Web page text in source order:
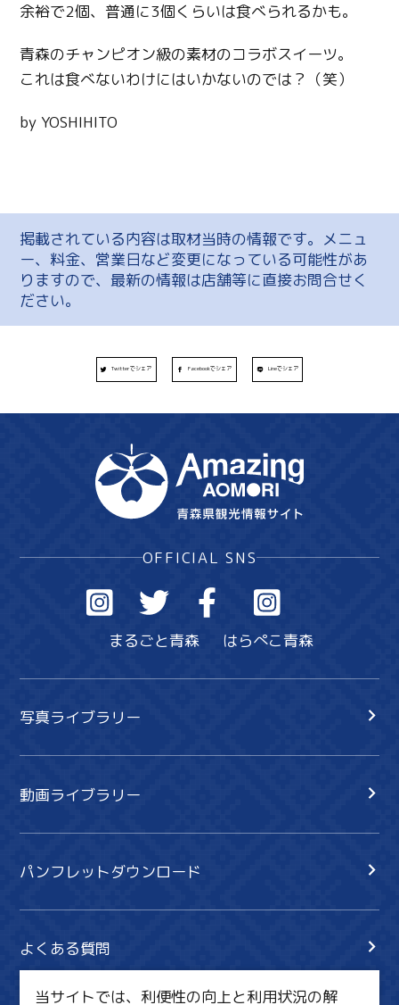
余裕で2個、普通に3個くらいは食べられるかも。
青森のチャンピオン級の素材のコラボスイーツ。
これは食べないわけにはいかないのでは？（笑）
by YOSHIHITO
掲載されている内容は取材当時の情報です。メニュ
ー、料金、営業日など変更になっている可能性があ
りますので、最新の情報は店舗等に直接お問合せく
ださい。
Twitterでシェア Facebookでシェア Lineでシェア
OFFICIAL SNS
まるごと青森 はらぺこ青森
写真ライブラリー
動画ライブラリー
パンフレットダウンロード
よくある質問
当サイトでは、利便性の向上と利用状況の解